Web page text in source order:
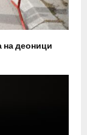
на деоници